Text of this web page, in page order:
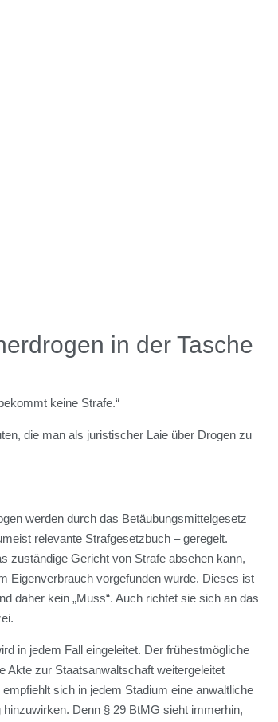
in der Tasche
keine Strafe.“
die man als juristischer Laie über Drogen zu
werden durch das Betäubungsmittelgesetz
relevante Strafgesetzbuch – geregelt.
zuständige Gericht von Strafe absehen kann,
Eigenverbrauch vorgefunden wurde. Dieses ist
daher kein „Muss“. Auch richtet sie sich an das
in jedem Fall eingeleitet. Der frühestmögliche
Akte zur Staatsanwaltschaft weitergeleitet
sich in jedem Stadium eine anwaltliche
Denn § 29 BtMG sieht immerhin,